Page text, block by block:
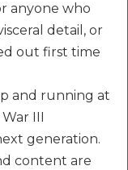
anyone who
detail, or
out first time
and running at
III
generation.
content are